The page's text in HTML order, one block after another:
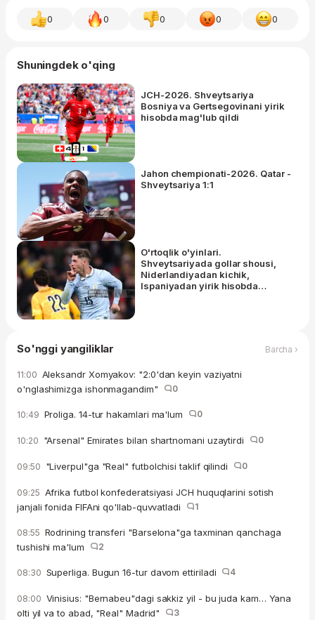
0 0 0 0 0
Shuningdek o'qing
JCH-2026. Shveytsariya
Bosniya va Gertsegovinani yirik
hisobda mag'lub qildi
Jahon chempionati-2026. Qatar -
Shveytsariya 1:1
O'rtoqlik o'yinlari.
Shveytsariyada gollar shousi,
Niderlandiyadan kichik,
Ispaniyadan yirik hisobda
So'nggi yangiliklar Barcha ›
11:00 Aleksandr Xomyakov: "2:0'dan keyin vaziyatni
o'nglashimizga ishonmagandim"
0
10:49 Proliga. 14-tur hakamlari ma'lum 0
10:20 "Arsenal" Emirates bilan shartnomani uzaytirdi 0
09:50 "Liverpul"ga "Real" futbolchisi taklif qilindi 0
09:25 Afrika futbol konfederatsiyasi JCH huquqlarini sotish
janjali fonida FIFAni qo'llab-quvvatladi
1
08:55 Rodrining transferi "Barselona"ga taxminan qanchaga
tushishi ma'lum
2
08:30 Superliga. Bugun 16-tur davom ettiriladi 4
08:00 Vinisius: "Bernabeu"dagi sakkiz yil - bu juda kam… Yana
olti yil va to abad, "Real" Madrid"
3